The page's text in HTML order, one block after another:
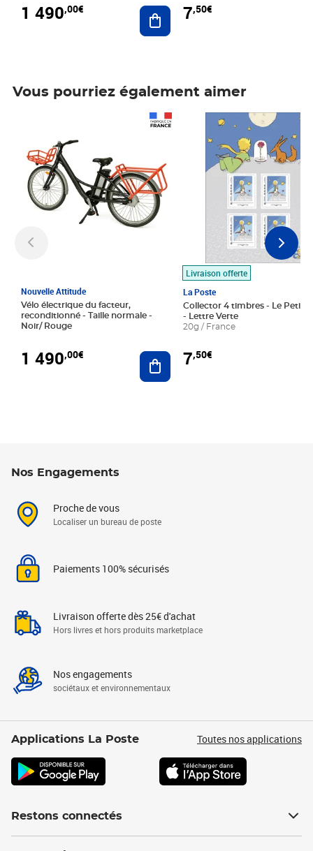
1 490,00€ Ajouter au panier
7,50€
Vous pourriez également aimer
Nouvelle Attitude
Vélo électrique du facteur,
reconditionné - Taille normale -
Noir/ Rouge
1 490,00€ Ajouter au panier
Livraison offerte
La Poste
Collector 4 timbres - Le Petit
- Lettre Verte
20g / France
7,50€
Prix 7,50€
Nos Engagements
Proche de vous
Localiser un bureau de poste
Paiements 100% sécurisés
Livraison offerte dès 25€ d'achat
Hors livres et hors produits marketplace
Nos engagements
sociétaux et environnementaux
Applications La Poste Toutes nos applications
Restons connectés